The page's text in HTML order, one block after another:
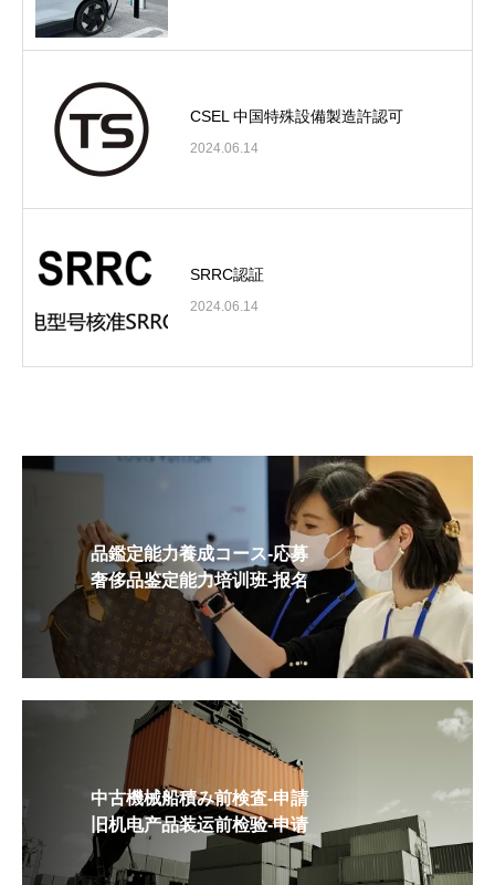
CSEL 中国特殊設備製造許認可
2024.06.14
SRRC認証
2024.06.14
品鑑定能力養成コース-応募
奢侈品鉴定能力培训班-报名
中古機械船積み前検査-申請
旧机电产品装运前检验-申请